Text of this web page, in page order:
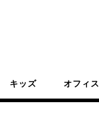
キッズ オフィス